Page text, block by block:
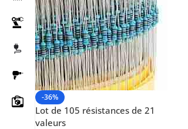
-36%
Lot de 105 résistances de 21
valeurs